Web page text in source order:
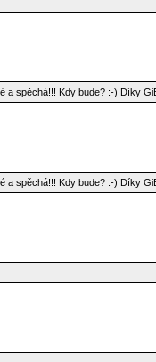
a spěchá!!! Kdy bude? :-) Díky
a spěchá!!! Kdy bude? :-) Díky